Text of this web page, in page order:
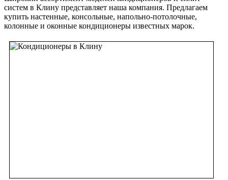
систем в Клину представляет наша компания. Предлагаем
купить настенные, консольные, напольно-потолочные,
колонные и оконные кондиционеры известных марок.